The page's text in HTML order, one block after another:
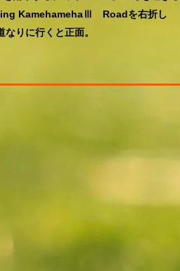
KamehamehaⅢ Roadを右折し
りに行くと正面。